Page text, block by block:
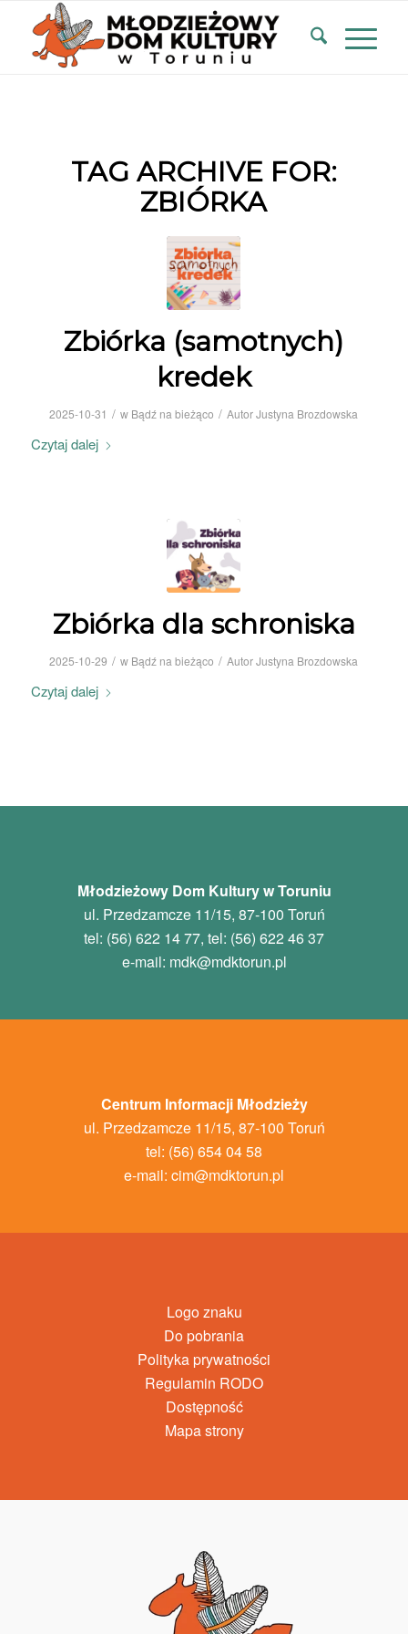
TAG ARCHIVE FOR:
ZBIÓRKA
Zbiórka (samotnych)
kredek
2025-10-31 / w Bądź na bieżąco / AutorJustyna Brozdowska
Czytaj dalej
Zbiórka dla schroniska
2025-10-29 / w Bądź na bieżąco / AutorJustyna Brozdowska
Czytaj dalej
Młodzieżowy Dom Kultury w Toruniu
ul. Przedzamcze 11/15, 87-100 Toruń
tel: (56) 622 14 77, tel: (56) 622 46 37
e-mail: mdk@mdktorun.pl
Centrum Informacji Młodzieży
ul. Przedzamcze 11/15, 87-100 Toruń
tel: (56) 654 04 58
e-mail: cim@mdktorun.pl
Logo znaku
Do pobrania
Polityka prywatności
Regulamin RODO
Dostępność
Mapa strony